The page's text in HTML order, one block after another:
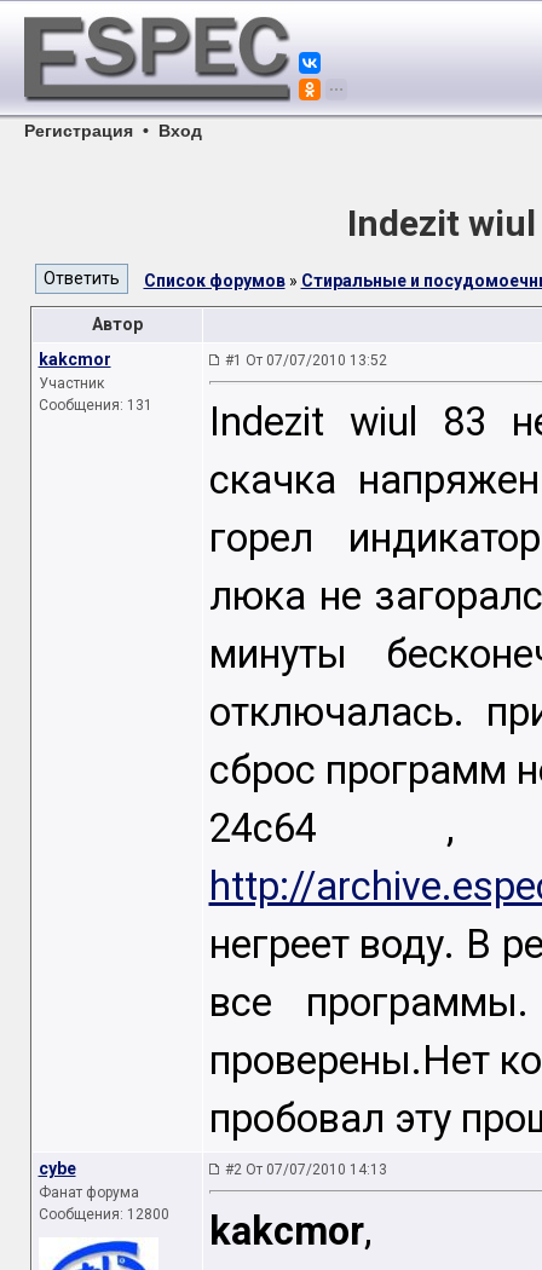
Регистрация • Вход
Indezit wiul
Список форумов» Стиральные и
Автор
kakcmor
Участник
Сообщения: 131
#1 От 07/07/2010 13:52
Indezit wiul 83
скачка
горел
люка не
минуты
отключалась.
сброс программ
24с64 ,
http://
негреет воду. В
все
проверены.Нет
пробовал эту
cybe
Фанат форума
Сообщения: 12800
#2 От 07/07/2010 14:13
kakcmor,